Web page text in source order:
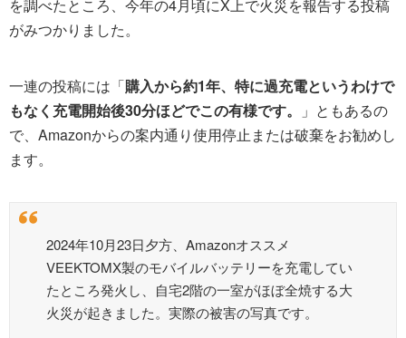
を調べたところ、今年の4月頃にX上で火災を報告する投稿
がみつかりました。
一連の投稿には「購入から約1年、特に過充電というわけで
もなく充電開始後30分ほどでこの有様です。
」ともあるの
で、Amazonからの案内通り使用停止または破棄をお勧めし
ます。
2024年10月23日夕方、Amazonオススメ
VEEKTOMX製のモバイルバッテリーを充電してい
たところ発火し、自宅2階の一室がほぼ全焼する大
火災が起きました。実際の被害の写真です。